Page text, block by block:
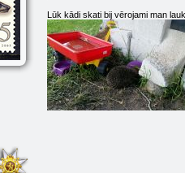
Lūk kādi skati bij vērojami man